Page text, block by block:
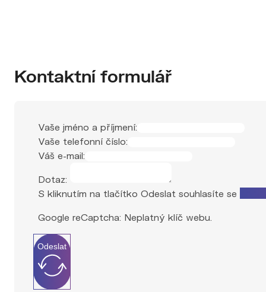
Kontaktní formulář
Vaše jméno a příjmení:
Vaše telefonní číslo:
Váš e-mail:
Dotaz:
S kliknutím na tlačítko Odeslat souhlasíte se
Google reCaptcha: Neplatný klíč webu.
Odeslat